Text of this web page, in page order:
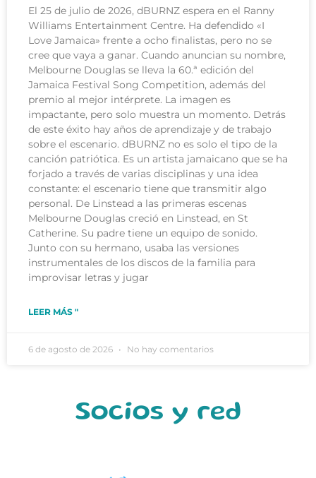
El 25 de julio de 2026, dBURNZ espera en el Ranny
Williams Entertainment Centre. Ha defendido «I
Love Jamaica» frente a ocho finalistas, pero no se
cree que vaya a ganar. Cuando anuncian su nombre,
Melbourne Douglas se lleva la 60.ª edición del
Jamaica Festival Song Competition, además del
premio al mejor intérprete. La imagen es
impactante, pero solo muestra un momento. Detrás
de este éxito hay años de aprendizaje y de trabajo
sobre el escenario. dBURNZ no es solo el tipo de la
canción patriótica. Es un artista jamaicano que se ha
forjado a través de varias disciplinas y una idea
constante: el escenario tiene que transmitir algo
personal. De Linstead a las primeras escenas
Melbourne Douglas creció en Linstead, en St
Catherine. Su padre tiene un equipo de sonido.
Junto con su hermano, usaba las versiones
instrumentales de los discos de la familia para
improvisar letras y jugar
LEER MÁS "
6 de agosto de 2026 No hay comentarios
Socios y red